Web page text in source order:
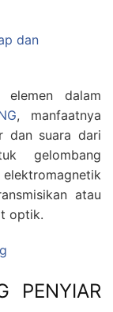
dan
elemen dalam
, manfaatnya
dan suara dari
gelombang
atau
optik.
PENYIAR